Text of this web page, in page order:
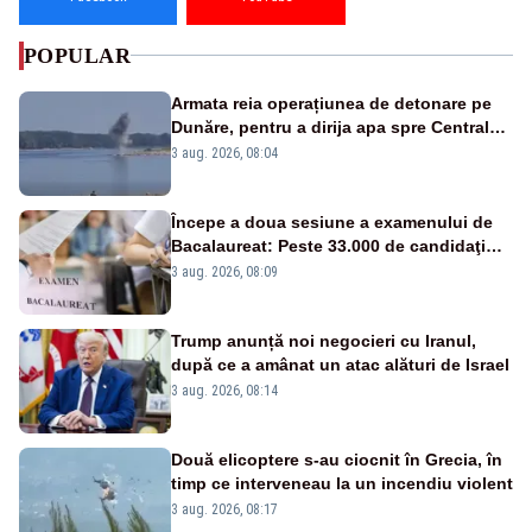
POPULAR
Armata reia operațiunea de detonare pe
Dunăre, pentru a dirija apa spre Centrala
Cernavodă
3 aug. 2026, 08:04
Începe a doua sesiune a examenului de
Bacalaureat: Peste 33.000 de candidaţi
înscrişi
3 aug. 2026, 08:09
Trump anunță noi negocieri cu Iranul,
după ce a amânat un atac alături de Israel
3 aug. 2026, 08:14
Două elicoptere s-au ciocnit în Grecia, în
timp ce interveneau la un incendiu violent
3 aug. 2026, 08:17